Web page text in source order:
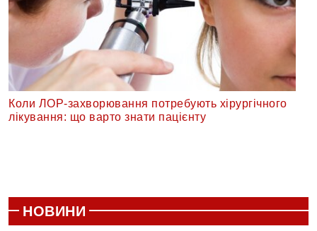
Коли ЛОР-захворювання потребують хірургічного
лікування: що варто знати пацієнту
НОВИНИ